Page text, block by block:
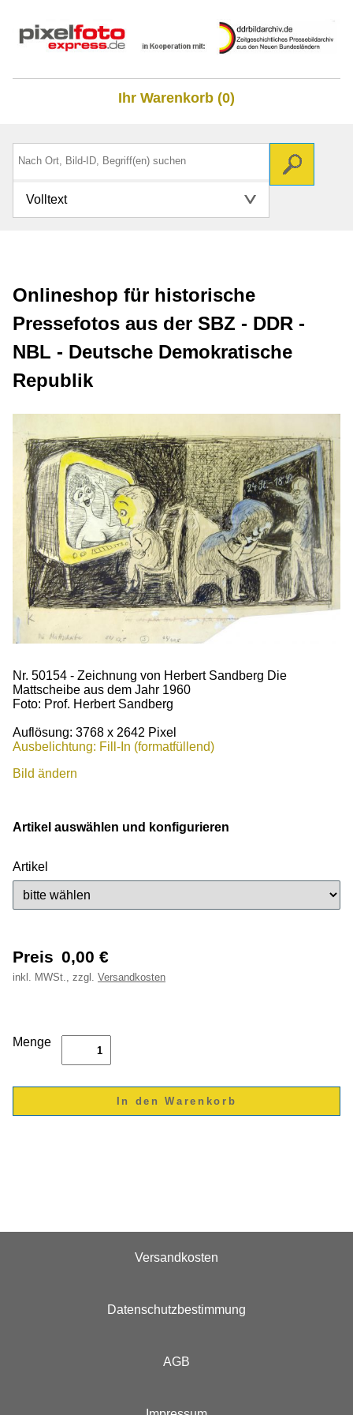
Ihr Warenkorb (0)
Volltext
Onlineshop für historische
Pressefotos aus der SBZ - DDR -
NBL - Deutsche Demokratische
Republik
Nr. 50154 - Zeichnung von Herbert Sandberg Die
Mattscheibe aus dem Jahr 1960
Foto: Prof. Herbert Sandberg
Auflösung: 3768 x 2642 Pixel
Ausbelichtung: Fill-In (formatfüllend)
Bild ändern
Artikel auswählen und konfigurieren
Artikel
Preis 0,00 €
inkl. MWSt., zzgl. Versandkosten
Menge
Versandkosten
Datenschutzbestimmung
AGB